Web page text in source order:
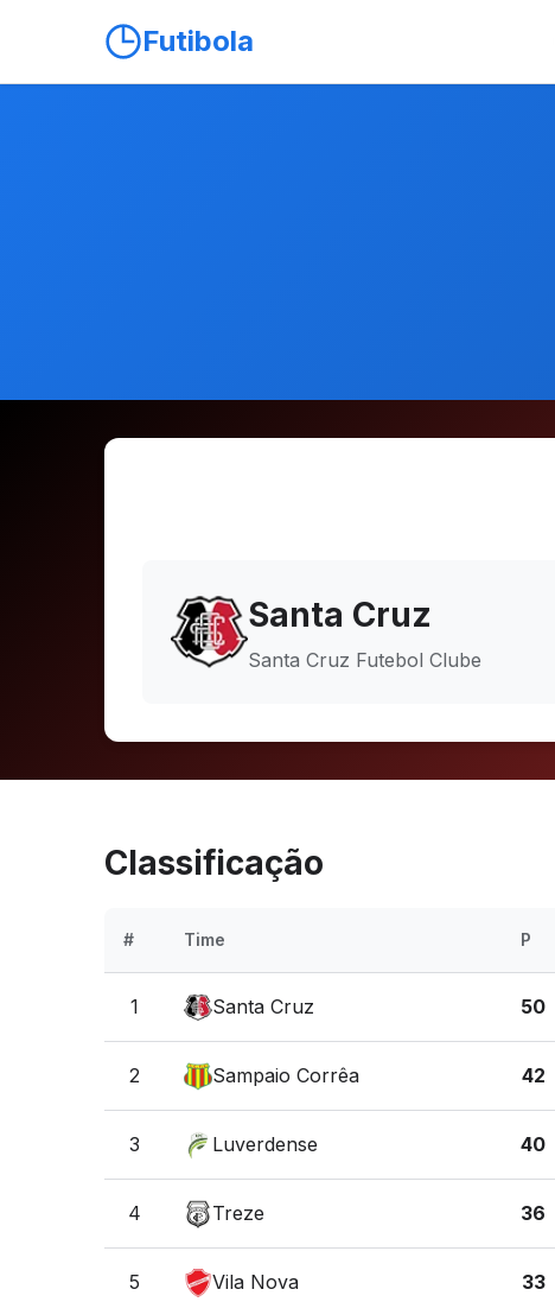
Futibola
Santa Cruz
Santa Cruz Futebol Clube
Classificação
# Time P
1 Santa Cruz 50
2 Sampaio Corrêa 42
3 Luverdense 40
4 Treze 36
5 Vila Nova 33